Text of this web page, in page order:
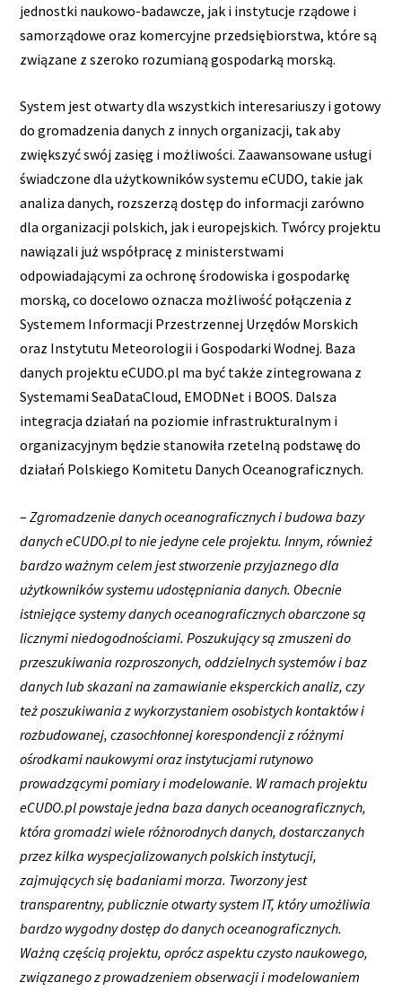
jednostki naukowo-badawcze, jak i instytucje rządowe i
samorządowe oraz komercyjne przedsiębiorstwa, które są
związane z szeroko rozumianą gospodarką morską.
System jest otwarty dla wszystkich interesariuszy i gotowy
do gromadzenia danych z innych organizacji, tak aby
zwiększyć swój zasięg i możliwości. Zaawansowane usługi
świadczone dla użytkowników systemu eCUDO, takie jak
analiza danych, rozszerzą dostęp do informacji zarówno
dla organizacji polskich, jak i europejskich. Twórcy projektu
nawiązali już współpracę z ministerstwami
odpowiadającymi za ochronę środowiska i gospodarkę
morską, co docelowo oznacza możliwość połączenia z
Systemem Informacji Przestrzennej Urzędów Morskich
oraz Instytutu Meteorologii i Gospodarki Wodnej. Baza
danych projektu eCUDO.pl ma być także zintegrowana z
Systemami SeaDataCloud, EMODNet i BOOS. Dalsza
integracja działań na poziomie infrastrukturalnym i
organizacyjnym będzie stanowiła rzetelną podstawę do
działań Polskiego Komitetu Danych Oceanograficznych.
–Zgromadzenie danych oceanograficznych i budowa bazy
danych eCUDO.pl to nie jedyne cele projektu. Innym, również
bardzo ważnym celem jest stworzenie przyjaznego dla
użytkowników systemu udostępniania danych. Obecnie
istniejące systemy danych oceanograficznych obarczone są
licznymi niedogodnościami. Poszukujący są zmuszeni do
przeszukiwania rozproszonych, oddzielnych systemów i baz
danych lub skazani na zamawianie eksperckich analiz, czy
też poszukiwania z wykorzystaniem osobistych kontaktów i
rozbudowanej, czasochłonnej korespondencji z różnymi
ośrodkami naukowymi oraz instytucjami rutynowo
prowadzącymi pomiary i modelowanie. W ramach projektu
eCUDO.pl powstaje jedna baza danych oceanograficznych,
która gromadzi wiele różnorodnych danych, dostarczanych
przez kilka wyspecjalizowanych polskich instytucji,
zajmujących się badaniami morza. Tworzony jest
transparentny, publicznie otwarty system IT, który umożliwia
bardzo wygodny dostęp do danych oceanograficznych.
Ważną częścią projektu, oprócz aspektu czysto naukowego,
związanego z prowadzeniem obserwacji i modelowaniem